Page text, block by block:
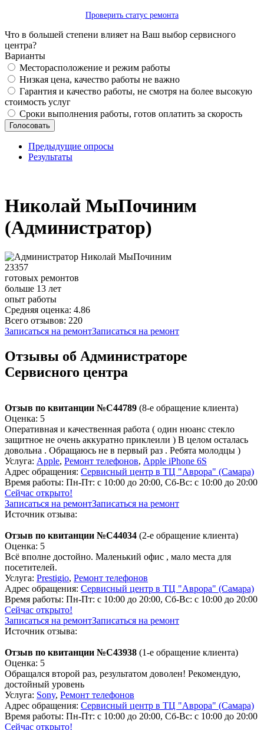
Проверить статус ремонта
Что в большей степени влияет на Ваш выбор сервисного
центра?
Варианты
Месторасположение и режим работы
Низкая цена, качество работы не важно
Гарантия и качество работы, не смотря на более высокую
стоимость услуг
Сроки выполнения работы, готов оплатить за скорость
Предыдущие опросы
Результаты
Николай МыПочиним
(Администратор)
23357
готовых ремонтов
больше 13 лет
опыт работы
Средняя оценка: 4.86
Всего отзывов: 220
Записаться на ремонтЗаписаться на ремонт
Отзывы об Администраторе
Сервисного центра
Отзыв по квитанции №C44789 (8-е обращение клиента)
Оценка: 5
Оперативная и качественная работа ( один нюанс стекло
защитное не очень аккуратно приклеили ) В целом осталась
довольна . Обращаюсь не в первый раз . Ребята молодцы )
Услуга: Apple, Ремонт телефонов, Apple iPhone 6S
Адрес обращения: Сервисный центр в ТЦ "Аврора" (Самара)
Время работы: Пн-Пт: с 10:00 до 20:00, Сб-Вс: с 10:00 до 20:00
Сейчас открыто!
Записаться на ремонтЗаписаться на ремонт
Источник отзыва:
Отзыв по квитанции №C44034 (2-е обращение клиента)
Оценка: 5
Всё вполне достойно. Маленький офис , мало места для
посетителей.
Услуга: Prestigio, Ремонт телефонов
Адрес обращения: Сервисный центр в ТЦ "Аврора" (Самара)
Время работы: Пн-Пт: с 10:00 до 20:00, Сб-Вс: с 10:00 до 20:00
Сейчас открыто!
Записаться на ремонтЗаписаться на ремонт
Источник отзыва:
Отзыв по квитанции №C43938 (1-е обращение клиента)
Оценка: 5
Обращался второй раз, результатом доволен! Рекомендую,
достойный уровень
Услуга: Sony, Ремонт телефонов
Адрес обращения: Сервисный центр в ТЦ "Аврора" (Самара)
Время работы: Пн-Пт: с 10:00 до 20:00, Сб-Вс: с 10:00 до 20:00
Сейчас открыто!